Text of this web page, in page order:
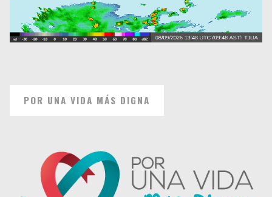
POR UNA VIDA MÁS DIGNA